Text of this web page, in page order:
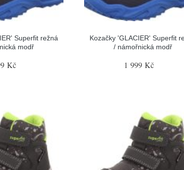
Superfit režná
modř
Kč
Kozačky 'GLACIER' Superfit
/ námořnická modř
1 999 Kč